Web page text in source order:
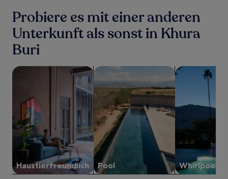
24 Stunden
für
einen
Aufenthalt
mit
1 Übernachtung
von
wurde.
Preise
und
Verfügbarkeiten
können
sich
ändern.
Es
können
Probiere es mit einer anderen
Unterkunft als sonst in Khura
Buri
Haustier­freundlich
Suche nach haustierfreundlichen Unterkünften
Pool
Suche nach Unterkünften mit Pool
Whirlpool
Suche nach